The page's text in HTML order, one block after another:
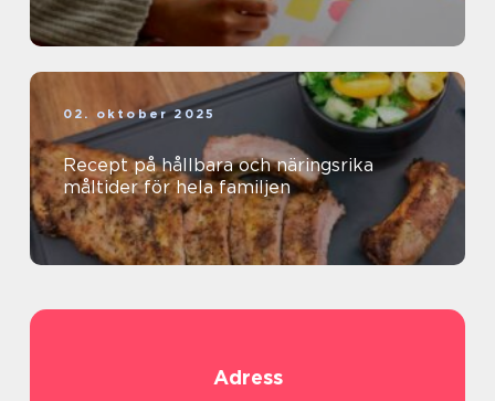
02. oktober 2025
Recept på hållbara och näringsrika
måltider för hela familjen
Adress